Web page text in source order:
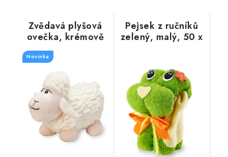
Zvědavá plyšová
ovečka, krémově
Novinka
Pejsek z ručníků
zelený, malý, 50 x